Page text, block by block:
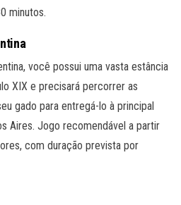
minutos.
você possui uma vasta estância
XIX e precisará percorrer as
gado para entregá-lo à principal
Aires. Jogo recomendável a partir
com duração prevista por